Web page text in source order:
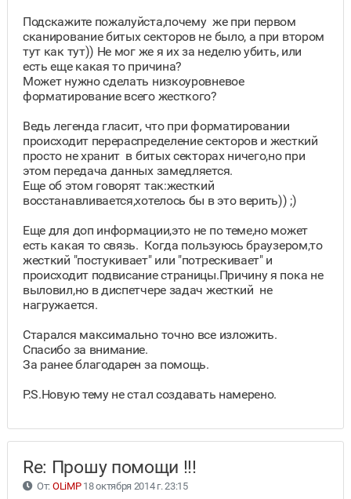
Подскажите пожалуйста,почему же при первом
сканирование битых секторов не было, а при втором
тут как тут)) Не мог же я их за неделю убить, или
есть еще какая то причина?
Может нужно сделать низкоуровневое
форматирование всего жесткого?
Ведь легенда гласит, что при форматировании
происходит перераспределение секторов и жесткий
просто не хранит в битых секторах ничего,но при
этом передача данных замедляется.
Еще об этом говорят так:жесткий
восстанавливается,хотелось бы в это верить)) ;)
Еще для доп информации,это не по теме,но может
есть какая то связь. Когда пользуюсь браузером,то
жесткий "постукивает" или "потрескивает" и
происходит подвисание страницы.Причину я пока не
выловил,но в диспетчере задач жесткий не
нагружается.
Старался максимально точно все изложить.
Спасибо за внимание.
За ранее благодарен за помощь.
P.S.Новую тему не стал создавать намерено.
Re: Прошу помощи !!!
От: OLiMP18 октября 2014 г. 23:15